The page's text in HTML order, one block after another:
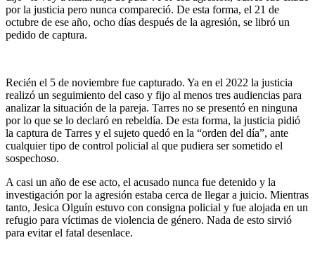
por la justicia pero nunca compareció. De esta forma, el 21 de
octubre de ese año, ocho días después de la agresión, se libró un
pedido de captura.
Recién el 5 de noviembre fue capturado. Ya en el 2022 la justicia
realizó un seguimiento del caso y fijo al menos tres audiencias para
analizar la situación de la pareja. Tarres no se presentó en ninguna
por lo que se lo declaró en rebeldía. De esta forma, la justicia pidió
la captura de Tarres y el sujeto quedó en la “orden del día”, ante
cualquier tipo de control policial al que pudiera ser sometido el
sospechoso.
A casi un año de ese acto, el acusado nunca fue detenido y la
investigación por la agresión estaba cerca de llegar a juicio. Mientras
tanto, Jesica Olguín estuvo con consigna policial y fue alojada en un
refugio para víctimas de violencia de género. Nada de esto sirvió
para evitar el fatal desenlace.